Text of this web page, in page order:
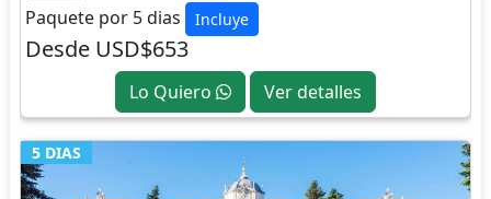
Paquete por 5 dias Incluye
Desde USD$653
Lo Quiero Ver detalles
5 DIAS